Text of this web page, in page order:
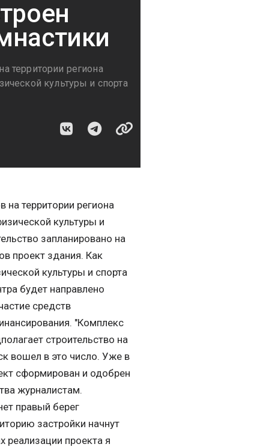
территории региона
культуры и спорта
территории региона
культуры и
запланировано на
проект здания. Как
культуры и спорта
будет направлено
средств
"Комплекс
строительство на
вошел в это число. Уже в
сформирован и одобрен
журналистам.
правый берег
застройки начнут
реализации проекта я